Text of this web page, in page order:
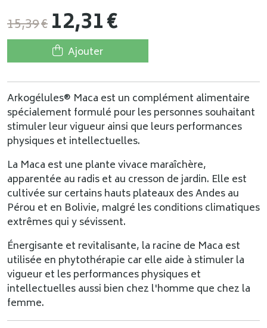
15,39€ 12,31€
Ajouter
Arkogélules® Maca est un complément alimentaire
spécialement formulé pour les personnes souhaitant
stimuler leur vigueur ainsi que leurs performances
physiques et intellectuelles.
La Maca est une plante vivace maraîchère,
apparentée au radis et au cresson de jardin. Elle est
cultivée sur certains hauts plateaux des Andes au
Pérou et en Bolivie, malgré les conditions climatiques
extrêmes qui y sévissent.
Énergisante et revitalisante, la racine de Maca est
utilisée en phytothérapie car elle aide à stimuler la
vigueur et les performances physiques et
intellectuelles aussi bien chez l'homme que chez la
femme.